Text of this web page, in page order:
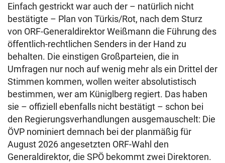
Einfach gestrickt war auch der – natürlich nicht
bestätigte – Plan von Türkis/Rot, nach dem Sturz
von ORF-Generaldirektor Weißmann die Führung des
öffentlich-rechtlichen Senders in der Hand zu
behalten. Die einstigen Großparteien, die in
Umfragen nur noch auf wenig mehr als ein Drittel der
Stimmen kommen, wollen weiter absolutistisch
bestimmen, wer am Küniglberg regiert. Das haben
sie – offiziell ebenfalls nicht bestätigt – schon bei
den Regierungsverhandlungen ausgemauschelt: Die
ÖVP nominiert demnach bei der planmäßig für
August 2026 angesetzten ORF-Wahl den
Generaldirektor, die SPÖ bekommt zwei Direktoren.